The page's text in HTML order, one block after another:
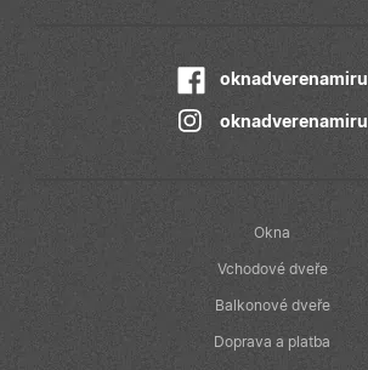
oknadverenamiru
oknadverenamiru
Okna
Vchodové dveře
Balkonové dveře
Doprava a platba